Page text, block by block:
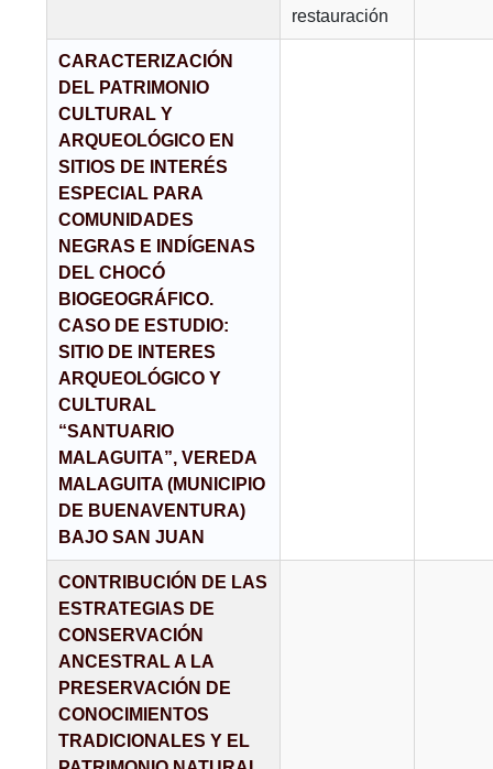
restauración
CARACTERIZACIÓN
DEL PATRIMONIO
CULTURAL Y
ARQUEOLÓGICO EN
SITIOS DE INTERÉS
ESPECIAL PARA
COMUNIDADES
NEGRAS E INDÍGENAS
DEL CHOCÓ
BIOGEOGRÁFICO.
CASO DE ESTUDIO:
SITIO DE INTERES
ARQUEOLÓGICO Y
CULTURAL
“SANTUARIO
MALAGUITA”, VEREDA
MALAGUITA (MUNICIPIO
DE BUENAVENTURA)
BAJO SAN JUAN
CONTRIBUCIÓN DE LAS
ESTRATEGIAS DE
CONSERVACIÓN
ANCESTRAL A LA
PRESERVACIÓN DE
CONOCIMIENTOS
TRADICIONALES Y EL